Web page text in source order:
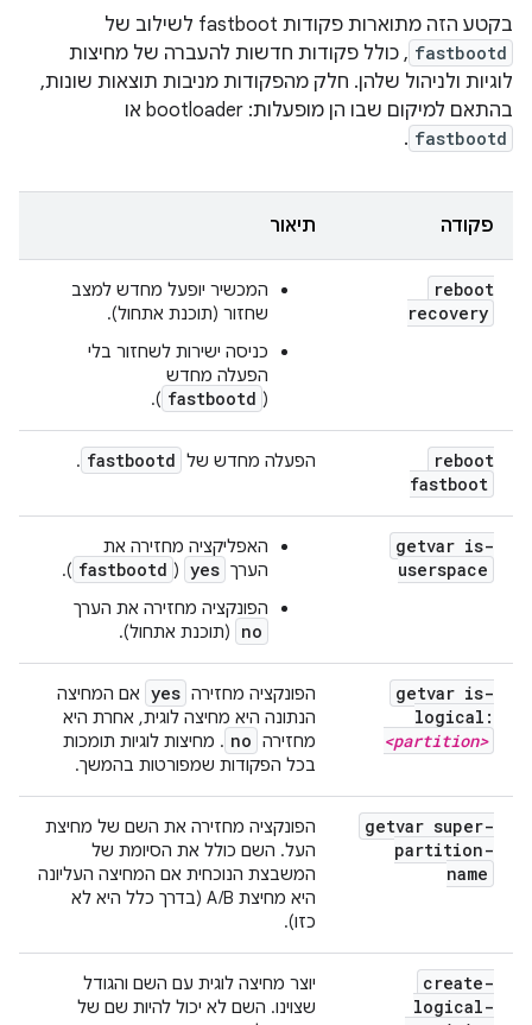
בקטע הזה מתוארות פקודות fastboot לשילוב של
fastbootd , כולל פקודות חדשות להעברה של מחיצות
לוגיות ולניהול שלהן. חלק מהפקודות מניבות תוצאות שונות,
בהתאם למיקום שבו הן מופעלות: bootloader או
fastbootd
.
פקודה תיאור
reboot
recovery
המכשיר יופעל מחדש למצב
שחזור (תוכנת אתחול).
כניסה ישירות לשחזור בלי
הפעלה מחדש
(
fastbootd
).
reboot
fastboot
הפעלה מחדש של fastbootd
.
getvar is-
userspace
האפליקציה מחזירה את
הערך yes
(
fastbootd
).
הפונקציה מחזירה את הערך
no (תוכנת אתחול).
getvar is-
logical:
<partition>
הפונקציה מחזירה yes אם המחיצה
הנתונה היא מחיצה לוגית, אחרת היא
מחזירה no . מחיצות לוגיות תומכות
בכל הפקודות שמפורטות בהמשך.
getvar super-
partition-
name
הפונקציה מחזירה את השם של מחיצת
העל. השם כולל את הסיומת של
המשבצת הנוכחית אם המחיצה העליונה
היא מחיצת A/B (בדרך כלל היא לא
כזו).
create-
logical-
יוצר מחיצה לוגית עם השם והגודל
שצוינו. השם לא יכול להיות שם של